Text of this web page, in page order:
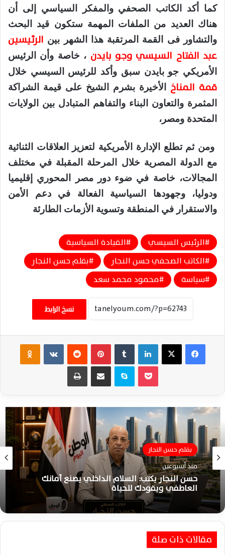
كما أكد الكاتب الصحفي والمفكر السياسي إلى أن
هناك العديد من الملفات المهمة ستكون قيد البحث
والتشاور فى القمة المرتقبة هذا الشهر بين الرئيسين
عبد الفتاح السيسي وجو بايدن ، خاصة وأن الرئيس
الأمريكي جو بايدن سبق وأكد للرئيس السيسي خلال
قمة المناخ
الأخيرة بشرم الشيخ على قيمة الشراكة
المثمرة والتعاون البناء والتفاهم المتبادل بين الولايات
المتحدة ومصر،
ومن ثم تطلع الإدارة الأمريكية لتعزيز العلاقات الثنائية
مع الدولة المصرية خلال المرحلة المقبلة في مختلف
المجالات، خاصة في ضوء دور مصر المحوري إقليميا
ودوليا، وجهودها السياسية الفعالة في دعم الأمن
والاستقرار في المنطقة وتسوية الأزمات الطارئة
الرئيس السيسي
القيادة السياسية
الكاتب الصحفي حسن النجار
بقلم حسن النجار
سياسة
محمود محمد سعد
نسخ الرابط
فيسبوك ‫X لينكدإن بينتيريست ‏VKontakte
سكايب مشاركة عبر البريد طباعة
بقلم حسن النجار
منذ أسبوعين
حسن النجار يكتب: السلام الداخلي يصنع أمانك
العاطفي ويقودك للحياة
مقالات ذات صلة